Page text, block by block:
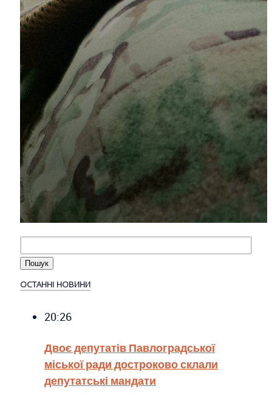
ОСТАННІ НОВИНИ
20:26
Двоє депутатів Павлоградської
міської ради достроково склали
депутатські мандати